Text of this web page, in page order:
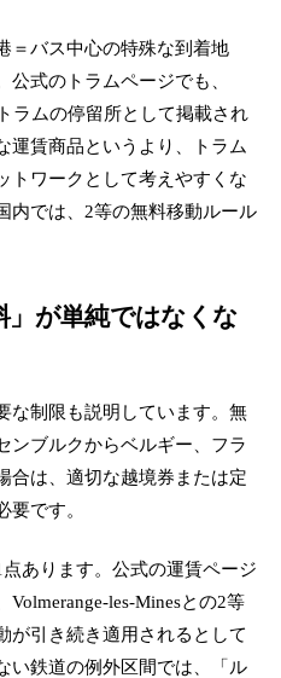
＝バス中心の特殊な到着地
式のトラムページでも、
ラムの停留所として掲載され
運賃商品というより、トラム
トワークとして考えやすくな
内では、2等の無料移動ルール
」が単純ではなくな
な制限も説明しています。無
ンブルクからベルギー、フラ
合は、適切な越境券または定
です。
あります。公式の運賃ページ
Volmerange-les-Minesとの2等
が引き続き適用されるとして
い鉄道の例外区間では、「ル